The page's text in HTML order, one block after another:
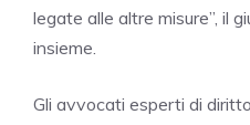
legate alle altre misure”, il
insieme.
Gli avvocati esperti di